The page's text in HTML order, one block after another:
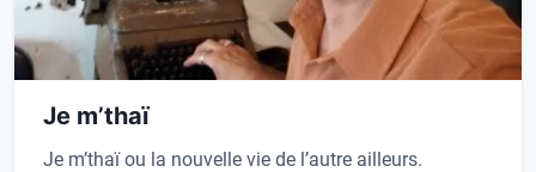
Je m’thaï
Je m’thaï ou la nouvelle vie de l’autre ailleurs.